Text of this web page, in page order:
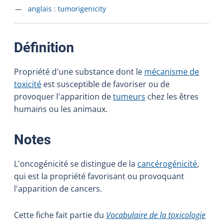
Accéder à la fiche en
anglais : tumorigenicity
Définition
Propriété d'une substance dont le mécanisme de
toxicité est susceptible de favoriser ou de
provoquer l'apparition detumeurs chez les êtres
humains ou les animaux.
Notes:
L'oncogénicité se distingue de la cancérogénicité,
qui est la propriété favorisant ou provoquant
l'apparition de cancers.
Cette fiche fait partie du Vocabulaire de la toxicologie(Cet